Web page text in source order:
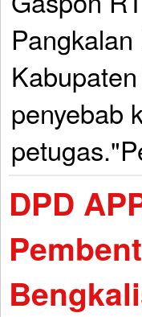
penyebab
DPD